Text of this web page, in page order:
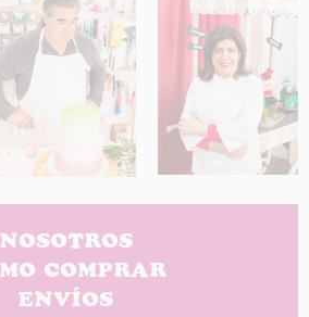
NOSOTROS
COMPRAR
ENVÍOS